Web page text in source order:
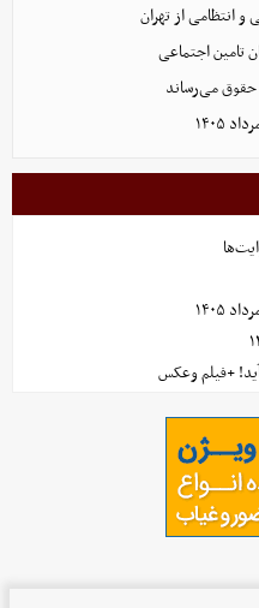
و انتظامی از تهران
تامین اجتماعی
حقوق می‌رساند
+فیلم وعکس